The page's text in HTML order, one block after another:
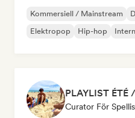
Kommersiell / Mainstream
Elektropop
Hip-hop
PLAYLIST ÉTÉ
Curator För